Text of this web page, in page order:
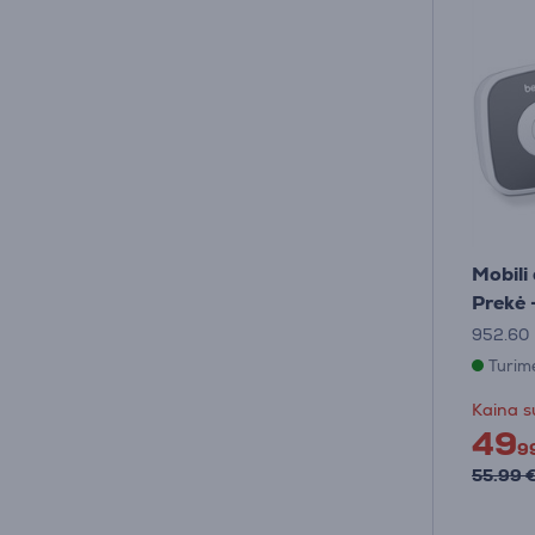
Mobili
952.60
Kaina
49
55.99 €